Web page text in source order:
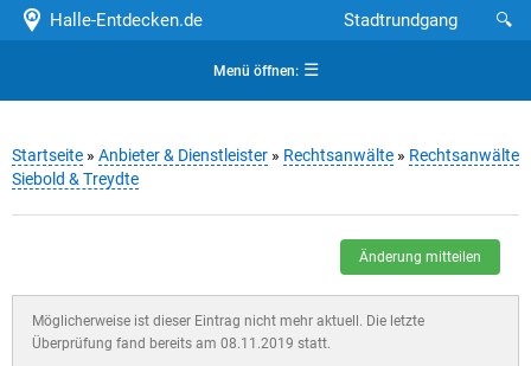
Halle-Entdecken.de 🔍
Stadtrundgang
Menü öffnen:☰
Startseite » Anbieter & Dienstleister » Rechtsanwälte » Rechtsanwälte
Siebold & Treydte
Änderung mitteilen
Möglicherweise ist dieser Eintrag nicht mehr aktuell. Die letzte
Überprüfung fand bereits am 08.11.2019 statt.